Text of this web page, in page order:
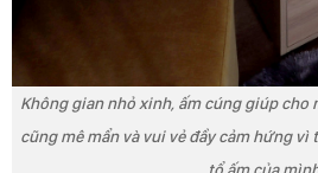
Không gian nhỏ xinh, ấm cúng giúp
cũng mê mẩn và vui vẻ đầy cảm hứng